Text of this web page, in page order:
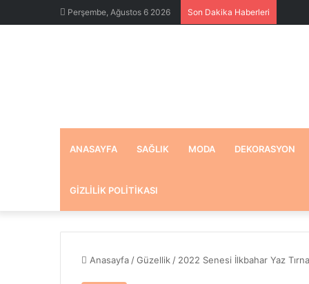
Perşembe, Ağustos 6 2026 Son Dakika Haberleri
ANASAYFA SAĞLIK MODA DEKORASYON
GIZLILIK POLITIKASI
Anasayfa /Güzellik / 2022 Senesi İlkbahar Yaz